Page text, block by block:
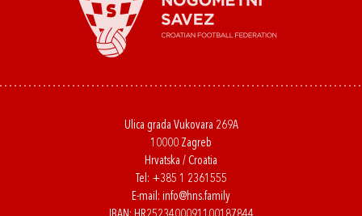
Ulica grada Vukovara 269A
10000 Zagreb
Hrvatska / Croatia
Tel: +385 1 2361555
E-mail: info@hns.family